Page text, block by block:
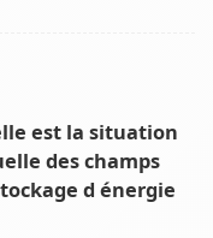
est la situation
des champs
d énergie